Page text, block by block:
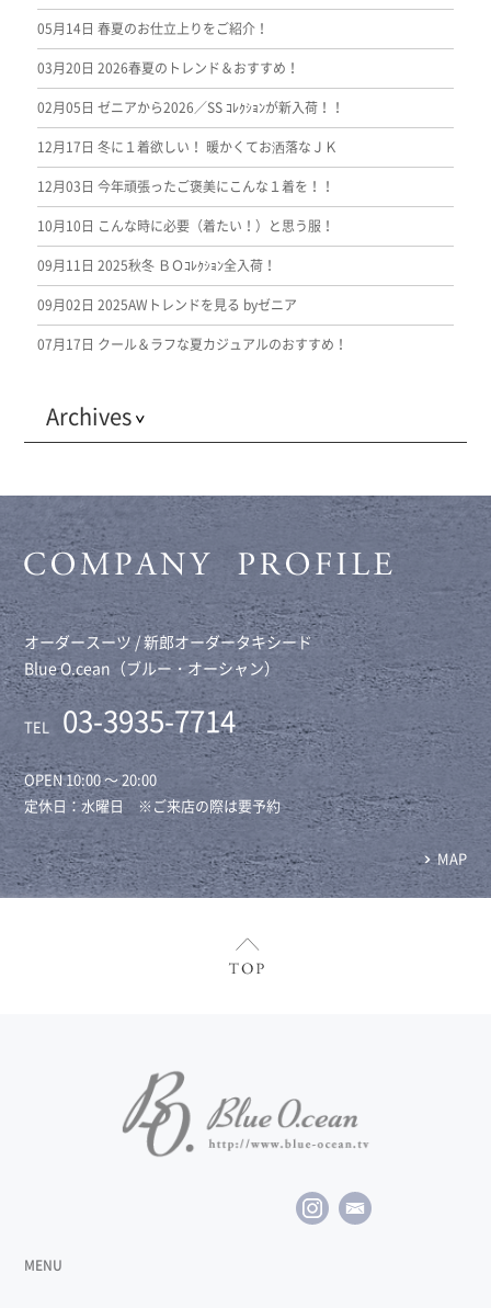
05月14日 春夏のお仕立上りをご紹介！
03月20日 2026春夏のトレンド＆おすすめ！
02月05日 ゼニアから2026／SS ｺﾚｸｼｮﾝが新入荷！！
12月17日 冬に１着欲しい！ 暖かくてお洒落なＪＫ
12月03日 今年頑張ったご褒美にこんな１着を！！
10月10日 こんな時に必要（着たい！）と思う服！
09月11日 2025秋冬 ＢＯｺﾚｸｼｮﾝ全入荷！
09月02日 2025AWトレンドを見る byゼニア
07月17日 クール＆ラフな夏カジュアルのおすすめ！
Archives
オーダースーツ / 新郎オーダータキシード
Blue O.cean（ブルー・オーシャン）
TEL 03-3935-7714
OPEN 10:00 ～ 20:00
定休日：水曜日 ※ご来店の際は要予約
MAP
MENU